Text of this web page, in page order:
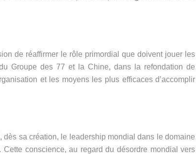
de réaffirmer le rôle primordial que doivent jouer les
Groupe des 77 et la Chine, dans la refondation de
et les moyens les plus efficaces d’accomplir
dès sa création, le leadership mondial dans le domaine
conscience, au regard du désordre mondial vers